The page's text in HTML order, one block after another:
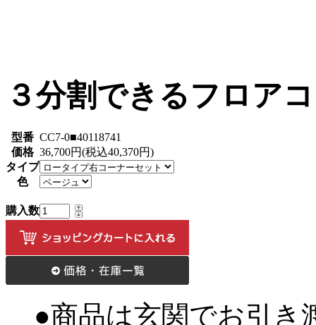
３分割できるフロア
型番 CC7-0■40118741
価格 36,700円(税込40,370円)
タイプ
色
購入数
●商品は玄関でお引き